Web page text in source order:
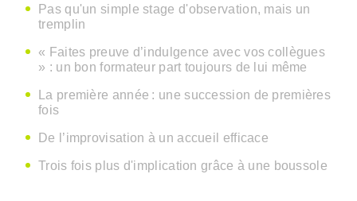
Pas qu'un simple stage d'observation, mais un
tremplin
« Faites preuve d’indulgence avec vos collègues
» : un bon formateur part toujours de lui même
La première année : une succession de premières
fois
De l’improvisation à un accueil efficace
Trois fois plus d'implication grâce à une boussole